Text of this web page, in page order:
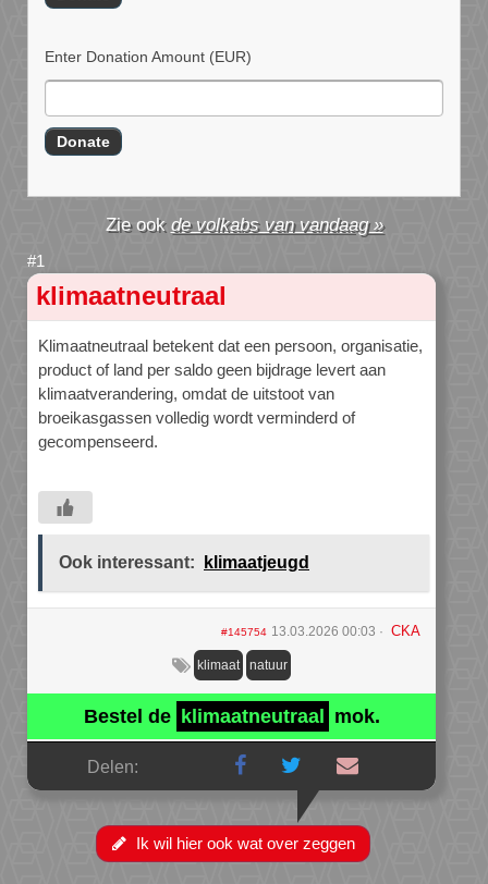
Enter Donation Amount (EUR)
de volkabs van vandaag »
klimaatneutraal
Klimaatneutraal betekent dat een persoon, organisatie,
product of land per saldo geen bijdrage levert aan
klimaatverandering, omdat de uitstoot van
broeikasgassen volledig wordt verminderd of
gecompenseerd.
Ook interessant: klimaatjeugd
#145754 13.03.2026 00:03 CKA
klimaat natuur
Bestel de klimaatneutraal mok.
Delen:
Ik wil hier ook wat over zeggen